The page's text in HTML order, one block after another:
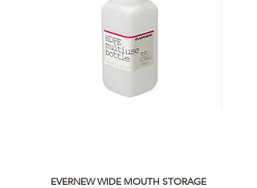
EVERNEW WIDE MOUTH STORAGE